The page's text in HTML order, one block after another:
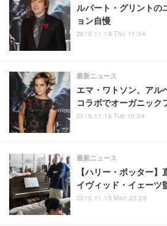
ルパート・グリントの
ョン自慢
2010.11.18 Thu 11:04
エマ・ワトソン、アル
コラボでオーガニック
最新ニュース
2010.11.16 Tue 10:34
【ハリー・ポッター
イヴィッド・イェーツ
最新ニュース
2010.11.15 Mon 23:25